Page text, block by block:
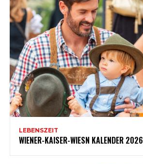
LEBENSZEIT
WIENER-KAISER-WIESN KALENDER 2026